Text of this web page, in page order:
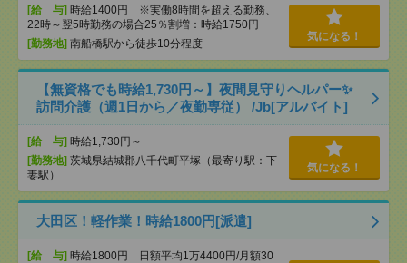
[給 与] 時給1400円 ※実働8時間を超える勤務、
22時～翌5時勤務の場合25％割増：時給1750円
[勤務地] 南船橋駅から徒歩10分程度
気になる！
【無資格でも時給1,730円～】夜間見守りヘルパー✨
訪問介護（週1日から／夜勤専従） /Jb[アルバイト]
[給 与] 時給1,730円～
[勤務地] 茨城県結城郡八千代町平塚（最寄り駅：下
妻駅）
気になる！
大田区！軽作業！時給1800円[派遣]
[給 与] 時給1800円 日額平均1万4400円/月額30